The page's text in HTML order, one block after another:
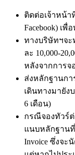
ติดต่อเจ้าหน้า
Facebook) เพื่
ทางบริษัทฯจะ
ละ 10,000-
หลังจากการจ
ส่งหลักฐานกา
เดินทางมายัง
6 เดือน)
กรณีจองทัวร์ต่
แนบหลักฐาน
Invoice ซึ่งจะ